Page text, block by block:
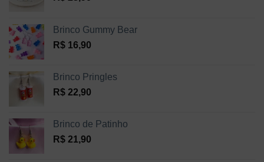
Brinco Gummy Bear
R$ 16,90
Brinco Pringles
R$ 22,90
Brinco de Patinho
R$ 21,90